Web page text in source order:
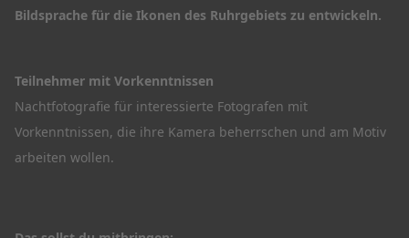
Bildsprache für die Ikonen des Ruhrgebiets zu entwickeln.
Teilnehmer mit Vorkenntnissen
Nachtfotografie für interessierte Fotografen mit
Vorkenntnissen, die ihre Kamera beherrschen und am Motiv
arbeiten wollen.